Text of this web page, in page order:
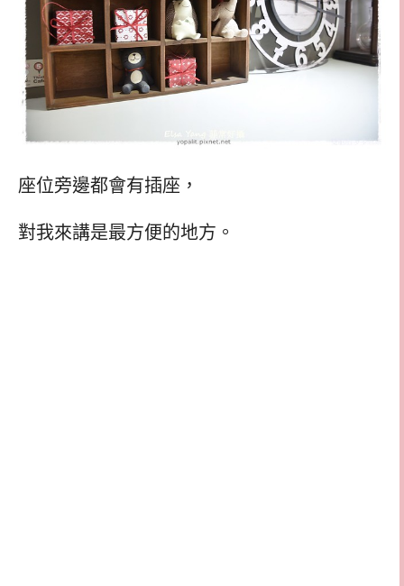
座位旁邊都會有插座，
對我來講是最方便的地方。